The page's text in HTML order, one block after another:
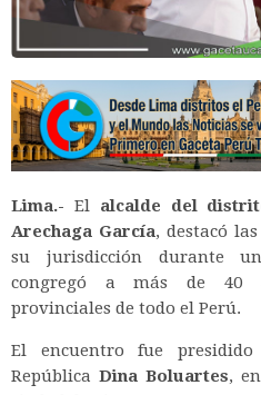
Lima.- El alcalde del
Arechaga García, destacó
su jurisdicción durante
congregó a más de 40
provinciales de todo el Perú.
El encuentro fue
República Dina Boluartes,